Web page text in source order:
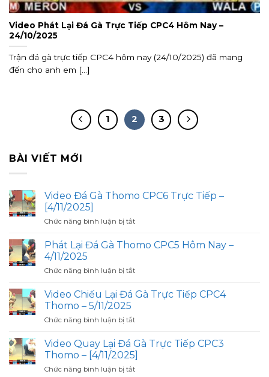
Video Phát Lại Đá Gà Trực Tiếp CPC4 Hôm Nay –
24/10/2025
Trận đá gà trực tiếp CPC4 hôm nay (24/10/2025) đã mang
đến cho anh em [...]
1 2 3
BÀI VIẾT MỚI
Video Đá Gà Thomo CPC6 Trực Tiếp –
[4/11/2025]
Chức năng bình luận bị tắtở
Gà
CPC6
Tiếp
Phát Lại Đá Gà Thomo CPC5 Hôm Nay –
4/11/2025
Chức năng bình luận bị tắtở
Lại
Đá
Thomo
Hôm
Nay
–
4/11/2025
Video Chiếu Lại Đá Gà Trực Tiếp CPC4
Thomo – 5/11/2025
Chức năng bình luận bị tắtở
Chiếu
Lại
Đá
Gà
Video Quay Lại Đá Gà Trực Tiếp CPC3
Thomo – [4/11/2025]
Chức năng bình luận bị tắtở